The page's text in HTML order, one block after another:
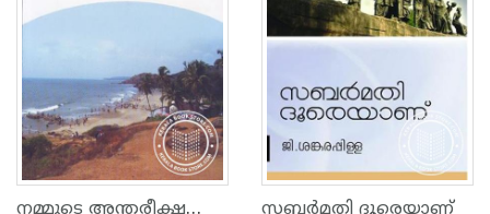
സബര്‍മതി ദൂരെയാണ്‌